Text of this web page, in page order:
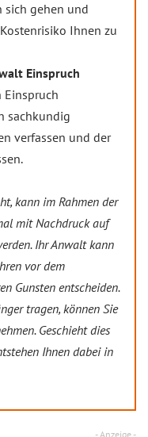
sich gehen und
Ihnen zu
Einspruch
Einspruch
sachkundig
verfassen und der
kann im Rahmen der
mit Nachdruck auf
Ihr Anwalt kann
vor dem
Gunsten entscheiden.
tragen, können Sie
Geschieht dies
Ihnen dabei in